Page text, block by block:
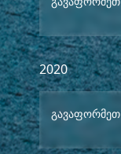
2020